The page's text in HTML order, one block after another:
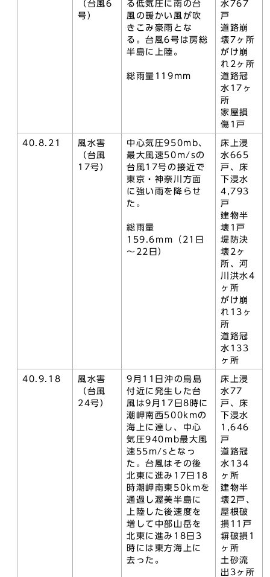
（台風6
号）
る低気圧に南の台
風の暖かい風が吹
きこみ豪雨とな
る。台風6号は房総
半島に上陸。
総雨量119mm
水767
戸
道路崩
壊7ヶ所
がけ崩
れ2ヶ所
道路冠
水17ヶ
所
家屋損
傷1戸
40.8.21
風水害
（台風
17号）
中心気圧950mb、
最大風速50m/sの
台風17号の接近で
東京・神奈川方面
に強い雨を降らせ
た。
総雨量
159.6mm（21日
～22日）
床上浸
水665
戸、床
下浸水
4,793
戸
建物半
壊1戸
堤防決
壊2ヶ
所、河
川洪水4
ヶ所
がけ崩
れ13ヶ
所
道路冠
水133
ヶ所
40.9.18
風水害
（台風
24号）
9月11日沖の鳥島
付近に発生した台
風は9月17日8時に
潮岬南西500kmの
海上に達し、中心
気圧940mb最大風
速55m/sとなっ
た。台風はその後
北東に進み17日18
時潮岬南東50kmを
通過し渥美半島に
上陸した後速度を
増して中部山岳を
北東に進み18日3
時には東方海上に
去った。
床上浸
水77
戸、床
下浸水
1,646
戸
道路冠
水134
ヶ所
建物半
壊2戸、
屋根破
損11戸
塀破損1
ヶ所
土砂流
出3ヶ所